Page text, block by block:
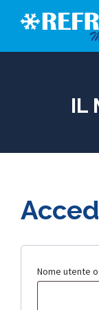
IL
Nome utente